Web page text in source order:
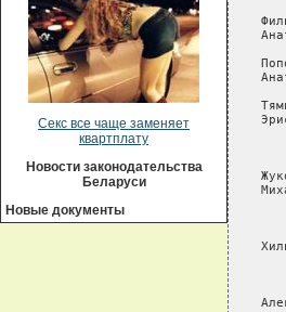
Секс все чаще заменяет
квартплату
Новости законодательства
Беларуси
Новые документы